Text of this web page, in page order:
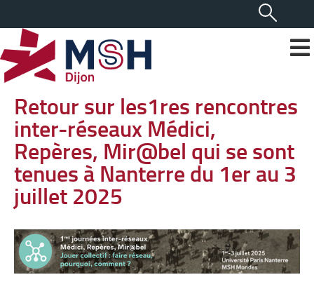
Retour sur les1res rencontres
inter-réseaux Médici,
Repères, Mir@bel qui se sont
tenues à Nanterre du 1er au 3
juillet 2025